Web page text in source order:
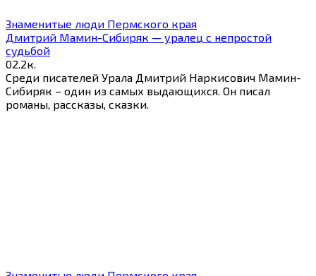
Знаменитые люди Пермского края
Дмитрий Мамин-Сибиряк — уралец с непростой
судьбой
02.2к.
Среди писателей Урала Дмитрий Наркисович Мамин-
Сибиряк – один из самых выдающихся. Он писал
романы, рассказы, сказки.